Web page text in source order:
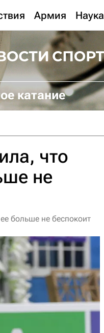
Армия Наука
катание
что
не
больше не беспокоит